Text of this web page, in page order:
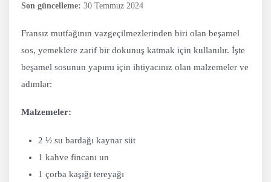
Son güncelleme: 30 Temmuz 2024
Fransız mutfağının vazgeçilmezlerinden biri olan beşamel
sos, yemeklere zarif bir dokunuş katmak için kullanılır. İşte
beşamel sosunun yapımı için ihtiyacınız olan malzemeler ve
adımlar:
Malzemeler:
2 ½ su bardağı kaynar süt
1 kahve fincanı un
1 çorba kaşığı tereyağı